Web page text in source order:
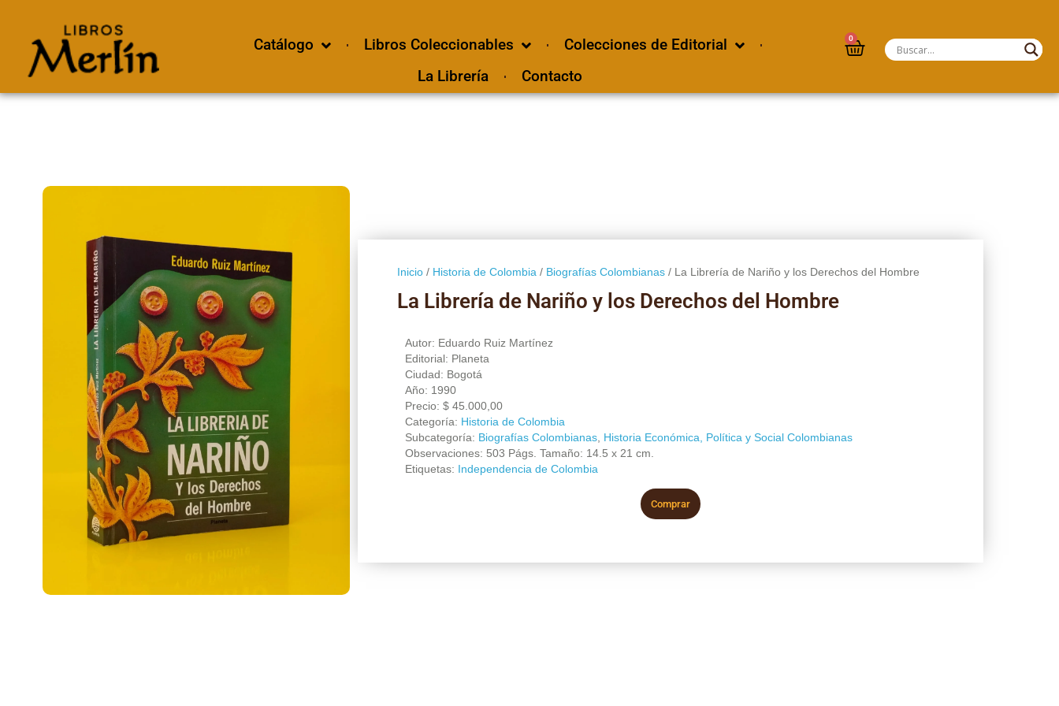
Catálogo Libros Coleccionables
Colecciones de Editorial
La Librería
Contacto
0
Inicio/ Historia de Colombia / Biografías Colombianas/ La Librería de Nariño y los Derechos del Hombre
La Librería de Nariño y los Derechos del Hombre
Autor: Eduardo Ruiz Martínez
Editorial: Planeta
Ciudad: Bogotá
Año: 1990
Precio: $45.000,00
Categoría: Historia de Colombia
Subcategoría: Biografías Colombianas, Historia Económica, Política y Social Colombianas
Observaciones: 503 Págs. Tamaño: 14.5 x 21 cm.
Etiquetas: Independencia de Colombia
Comprar